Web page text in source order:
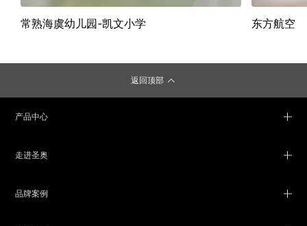
常熟海虞幼儿园-凯文小学 东方航空
返回顶部
产品中心
走进圣奥
品牌案例